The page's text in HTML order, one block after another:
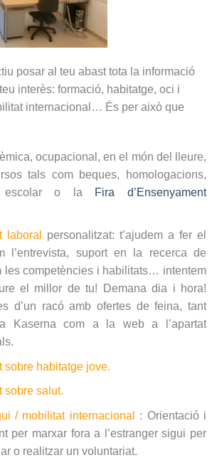
posar al teu abast tota la informació
interès: formació, habitatge, oci i
internacional… És per això que
ocupacional, en el món del lleure,
tals com beques, homologacions,
escolar o la Fira d’Ensenyament
laboral
personalitzat: t’ajudem a fer el
l’entrevista, suport en la recerca de
les competències i habilitats… intentem
el millor de tu! Demana dia i hora!
d’un racó amb ofertes de feina, tant
Kaserna com a la web a l’apartat
sobre habitatge jove.
sobre salut.
/ mobilitat internacional
: Orientació i
per marxar fora a l’estranger sigui per
o realitzar un voluntariat.